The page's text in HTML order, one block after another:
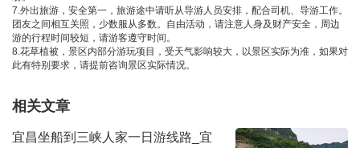
7.外出旅游，安全第一，旅游途中请听从导游人员安排，配合司机、导游工作。
团友之间相互关照，少数服从多数。自由活动，请注意人身及财产安全，周边
游的行程时间较短，请游客遵守时间。
8.花草植被，景区内部分游玩项目，受天气影响较大，以景区实际为准，如果对
此有特别要求，请提前咨询景区实际情况。
相关文章
宜昌坐船到三峡人家一日游线路_宜